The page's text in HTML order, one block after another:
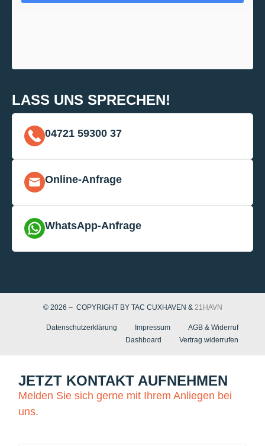
LASS UNS SPRECHEN!
04721 59300 37
Online-Anfrage
WhatsApp-Anfrage
© 2026 – COPYRIGHT BY TAC CUXHAVEN & 21HAVN
Datenschutzerklärung Impressum
AGB & Widerruf
Dashboard
Vertrag widerrufen
JETZT KONTAKT AUFNEHMEN
Melden Sie sich gerne mit Ihrem Anliegen bei
uns.